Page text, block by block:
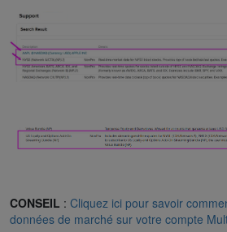
CONSEIL : Cliquez ici pour savoir
données de marché sur votre compte